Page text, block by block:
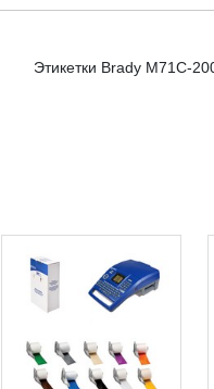
Этикетки Brady M71C-